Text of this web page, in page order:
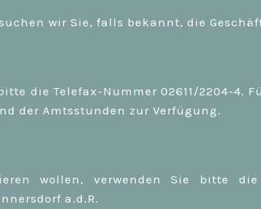
wir Sie, falls bekannt, die
die Telefax-Nummer 02611/2204-4.
der Amtsstunden zur Verfügung.
wollen, verwenden Sie bitte die
a.d.R.